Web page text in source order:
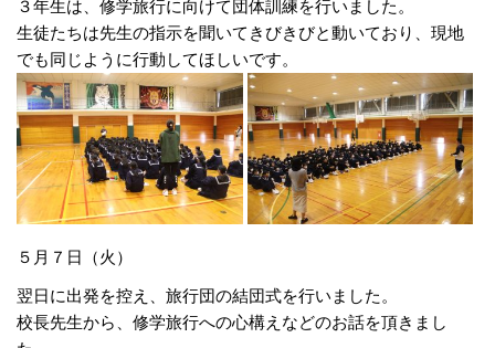
３年生は、修学旅行に向けて団体訓練を行いました。
生徒たちは先生の指示を聞いてきびきびと動いており、現地
でも同じように行動してほしいです。
５月７日（火）
翌日に出発を控え、旅行団の結団式を行いました。
校長先生から、修学旅行への心構えなどのお話を頂きまし